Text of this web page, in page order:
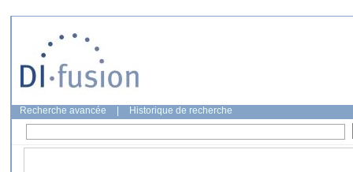
Recherche avancée Historique de recherche